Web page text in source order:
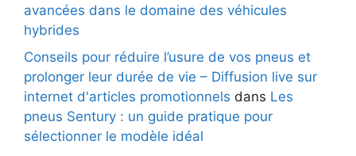
avancées dans le domaine des véhicules
hybrides
Conseils pour réduire l’usure de vos pneus et
prolonger leur durée de vie – Diffusion live sur
internet d'articles promotionnels dans Les
pneus Sentury : un guide pratique pour
sélectionner le modèle idéal